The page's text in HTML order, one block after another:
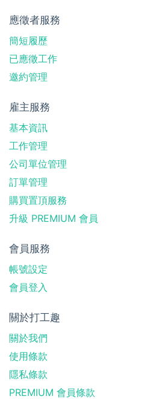
應徵者服務
簡短履歷
已應徵工作
邀約管理
雇主服務
基本資訊
工作管理
公司單位管理
訂單管理
購買置頂服務
升級 PREMIUM 會員
會員服務
帳號設定
會員登入
關於打工趣
關於我們
使用條款
隱私條款
PREMIUM 會員條款